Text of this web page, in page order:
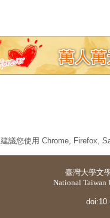
建議您使用 Chrome, Firefox,
臺灣大學文
National Taiwan